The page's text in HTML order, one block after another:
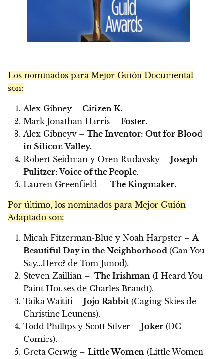
Los nominados para Mejor Guión Documental
son:
Alex Gibney – Citizen K.
Mark Jonathan Harris – Foster.
Alex Gibneyv – The Inventor: Out for Blood
in Silicon Valley.
Robert Seidman y Oren Rudavsky – Joseph
Pulitzer: Voice of the People.
Lauren Greenfield – The Kingmaker.
Por último, los nominados para Mejor Guión
Adaptado son:
Micah Fitzerman-Blue y Noah Harpster –A
Beautiful Day in the Neighborhood (Can You
Say…Hero? de Tom Junod).
Steven Zaillian – The Irishman (I Heard You
Paint Houses de Charles Brandt).
Taika Waititi – Jojo Rabbit (Caging Skies de
Christine Leunens).
Todd Phillips y Scott Silver – Joker (DC
Comics).
Greta Gerwig – Little Women (Little Women